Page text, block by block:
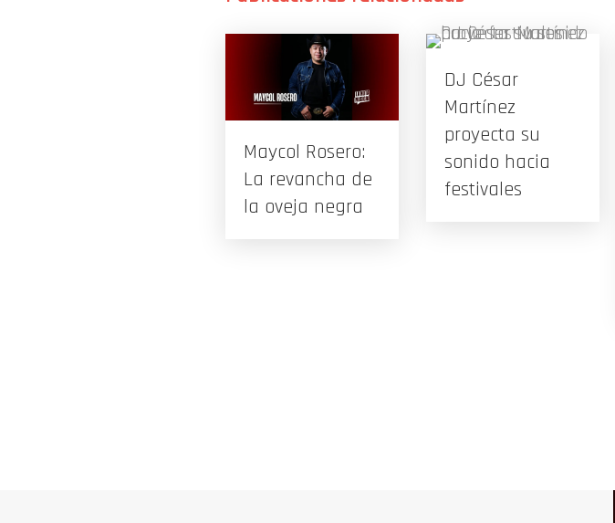
Maycol Rosero:
La revancha de
la oveja negra
DJ César
Martínez
proyecta su
sonido hacia
festivales